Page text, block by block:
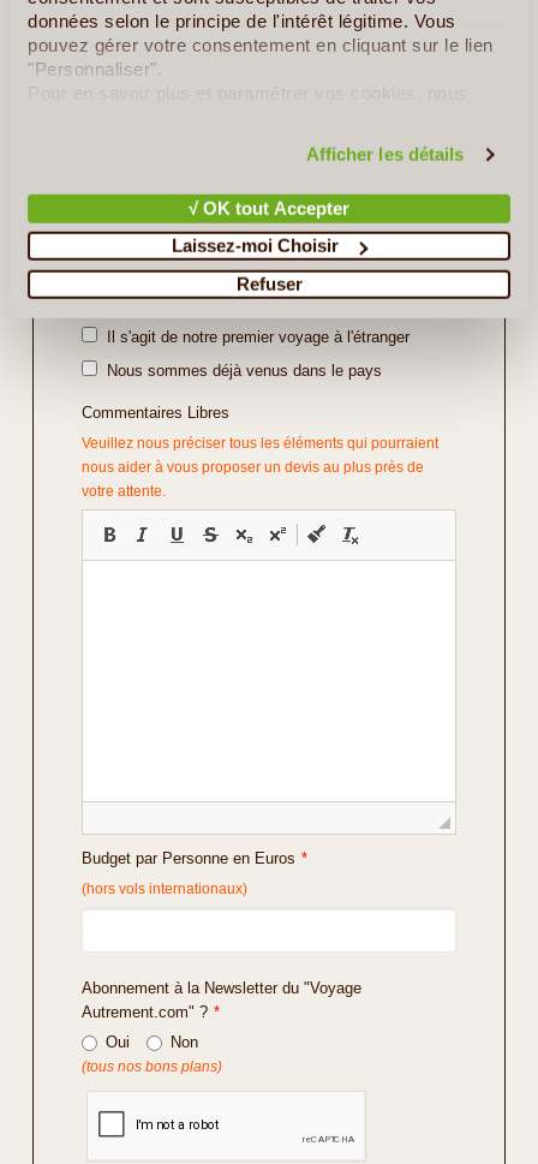
données selon le principe de l'intérêt légitime. Vous
pouvez gérer votre consentement en cliquant sur le lien
"Personnaliser".
Pour en savoir plus et paramétrer vos cookies, nous
Afficher les détails
√ OK tout Accepter
Laissez-moi Choisir
Refuser
Repas *
Avec Guide
Avec Voiture de Location
Divers
Il s'agit d'un voyage de noce
Il s'agit de notre premier voyage à l'étranger
Nous sommes déjà venus dans le pays
Commentaires Libres
Veuillez nous préciser tous les éléments qui pourraient
nous aider à vous proposer un devis au plus près de
votre attente.
Budget par Personne en Euros *
(hors vols internationaux)
Abonnement à la Newsletter du "Voyage
Autrement.com" ? *
Oui
Non
(tous nos bons plans)